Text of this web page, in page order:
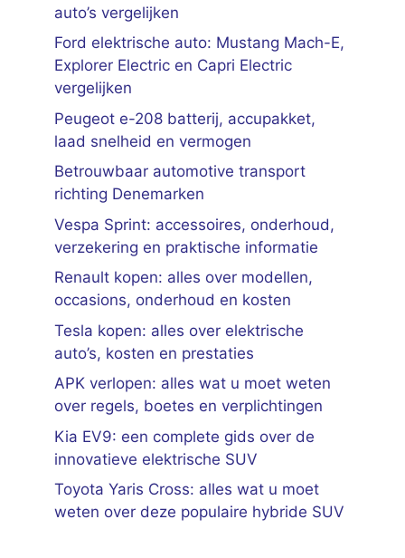
auto’s vergelijken
Ford elektrische auto: Mustang Mach-E,
Explorer Electric en Capri Electric
vergelijken
Peugeot e-208 batterij, accupakket,
laad snelheid en vermogen
Betrouwbaar automotive transport
richting Denemarken
Vespa Sprint: accessoires, onderhoud,
verzekering en praktische informatie
Renault kopen: alles over modellen,
occasions, onderhoud en kosten
Tesla kopen: alles over elektrische
auto’s, kosten en prestaties
APK verlopen: alles wat u moet weten
over regels, boetes en verplichtingen
Kia EV9: een complete gids over de
innovatieve elektrische SUV
Toyota Yaris Cross: alles wat u moet
weten over deze populaire hybride SUV